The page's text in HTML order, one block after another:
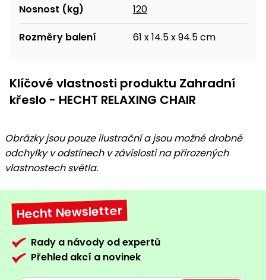
Nosnost (kg) 120
Rozměry balení 61 x 14.5 x 94.5 cm
Klíčové vlastnosti produktu Zahradní
křeslo - HECHT RELAXING CHAIR
Obrázky jsou pouze ilustrační a jsou možné drobné
odchylky v odstínech v závislosti na přirozených
vlastnostech světla.
Hecht Newsletter
Rady a návody od expertů
Přehled akcí a novinek